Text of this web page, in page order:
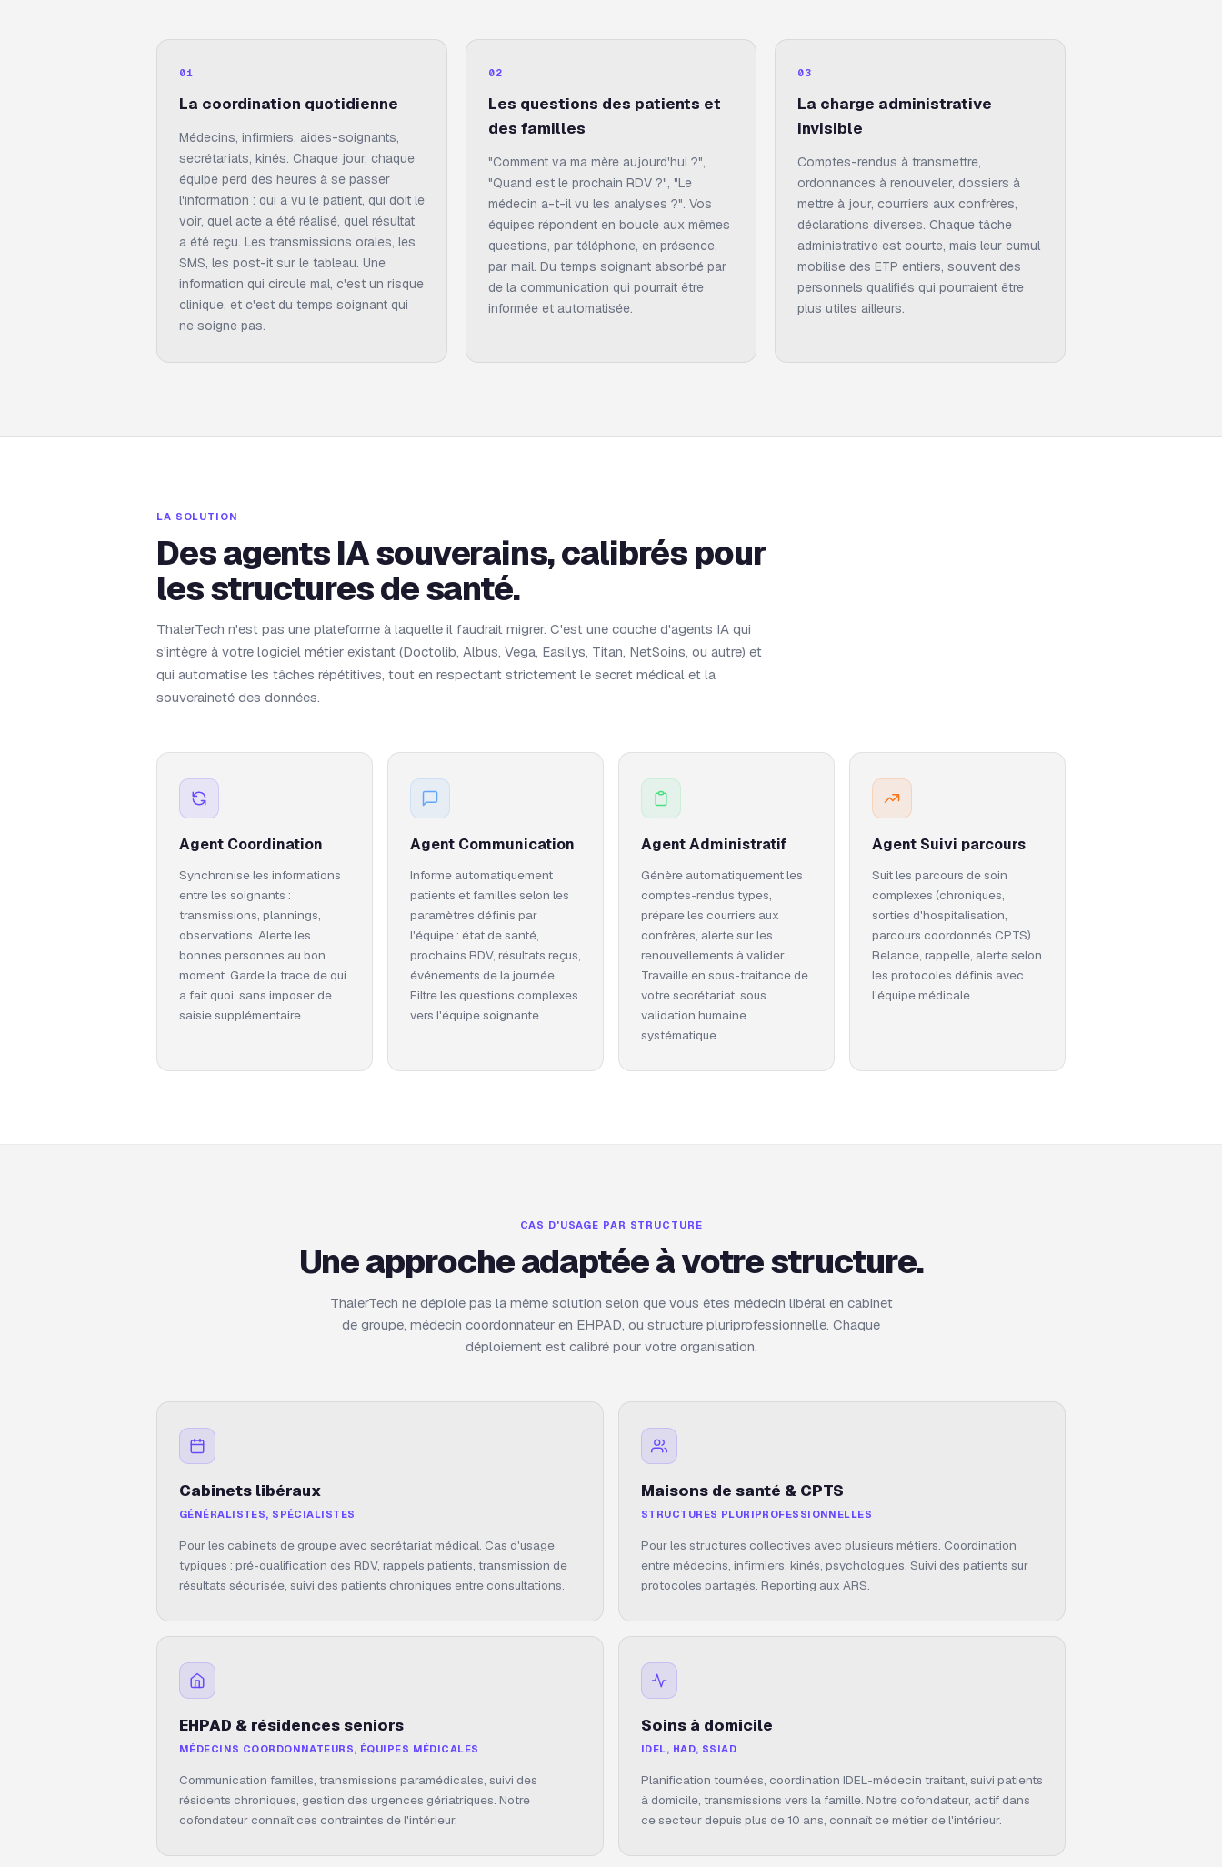
01
La coordination quotidienne
Médecins, infirmiers, aides-soignants,
secrétariats, kinés. Chaque jour, chaque
équipe perd des heures à se passer
l'information : qui a vu le patient, qui doit le
voir, quel acte a été réalisé, quel résultat
a été reçu. Les transmissions orales, les
SMS, les post-it sur le tableau. Une
information qui circule mal, c'est un risque
clinique, et c'est du temps soignant qui
ne soigne pas.
02
Les questions des patients et
des familles
"Comment va ma mère aujourd'hui ?",
"Quand est le prochain RDV ?", "Le
médecin a-t-il vu les analyses ?". Vos
équipes répondent en boucle aux mêmes
questions, par téléphone, en présence,
par mail. Du temps soignant absorbé par
de la communication qui pourrait être
informée et automatisée.
03
La charge administrative
invisible
Comptes-rendus à transmettre,
ordonnances à renouveler, dossiers à
mettre à jour, courriers aux confrères,
déclarations diverses. Chaque tâche
administrative est courte, mais leur cumul
mobilise des ETP entiers, souvent des
personnels qualifiés qui pourraient être
plus utiles ailleurs.
LA SOLUTION
Des agents IA souverains, calibrés pour
les structures de santé.
ThalerTech n'est pas une plateforme à laquelle il faudrait migrer. C'est une couche d'agents IA qui
s'intègre à votre logiciel métier existant (Doctolib, Albus, Vega, Easilys, Titan, NetSoins, ou autre) et
qui automatise les tâches répétitives, tout en respectant strictement le secret médical et la
souveraineté des données.
Agent Coordination
Synchronise les informations
entre les soignants :
transmissions, plannings,
observations. Alerte les
bonnes personnes au bon
moment. Garde la trace de qui
a fait quoi, sans imposer de
saisie supplémentaire.
Agent Communication
Informe automatiquement
patients et familles selon les
paramètres définis par
l'équipe : état de santé,
prochains RDV, résultats reçus,
événements de la journée.
Filtre les questions complexes
vers l'équipe soignante.
Agent Administratif
Génère automatiquement les
comptes-rendus types,
prépare les courriers aux
confrères, alerte sur les
renouvellements à valider.
Travaille en sous-traitance de
votre secrétariat, sous
validation humaine
systématique.
Agent Suivi parcours
Suit les parcours de soin
complexes (chroniques,
sorties d'hospitalisation,
parcours coordonnés CPTS).
Relance, rappelle, alerte selon
les protocoles définis avec
l'équipe médicale.
CAS D'USAGE PAR STRUCTURE
Une approche adaptée à votre structure.
ThalerTech ne déploie pas la même solution selon que vous êtes médecin libéral en cabinet
de groupe, médecin coordonnateur en EHPAD, ou structure pluriprofessionnelle. Chaque
déploiement est calibré pour votre organisation.
Cabinets libéraux
GÉNÉRALISTES, SPÉCIALISTES
Pour les cabinets de groupe avec secrétariat médical. Cas d'usage
typiques : pré-qualification des RDV, rappels patients, transmission de
résultats sécurisée, suivi des patients chroniques entre consultations.
Maisons de santé & CPTS
STRUCTURES PLURIPROFESSIONNELLES
Pour les structures collectives avec plusieurs métiers. Coordination
entre médecins, infirmiers, kinés, psychologues. Suivi des patients sur
protocoles partagés. Reporting aux ARS.
EHPAD & résidences seniors
MÉDECINS COORDONNATEURS, ÉQUIPES MÉDICALES
Communication familles, transmissions paramédicales, suivi des
résidents chroniques, gestion des urgences gériatriques. Notre
cofondateur connaît ces contraintes de l'intérieur.
Soins à domicile
IDEL, HAD, SSIAD
Planification tournées, coordination IDEL-médecin traitant, suivi patients
à domicile, transmissions vers la famille. Notre cofondateur, actif dans
ce secteur depuis plus de 10 ans, connaît ce métier de l'intérieur.